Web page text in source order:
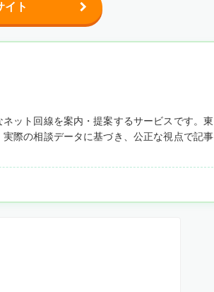
イト
ット回線を案内・提案するサービスです。東
際の相談データに基づき、公正な視点で記事